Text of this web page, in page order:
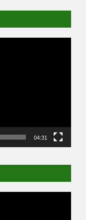
04:31